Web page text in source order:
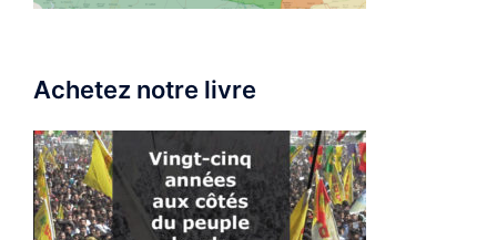
Achetez notre livre